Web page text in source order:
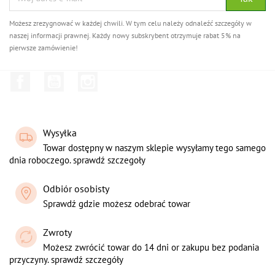
Możesz zrezygnować w każdej chwili. W tym celu należy odnaleźć szczegóły w
naszej informacji prawnej. Każdy nowy subskrybent otrzymuje rabat 5% na
pierwsze zamówienie!
Wysyłka
Towar dostępny w naszym sklepie wysyłamy tego samego
dnia roboczego. sprawdź szczegoły
Odbiór osobisty
Sprawdź gdzie możesz odebrać towar
Zwroty
Możesz zwrócić towar do 14 dni or zakupu bez podania
przyczyny. sprawdź szczegóły